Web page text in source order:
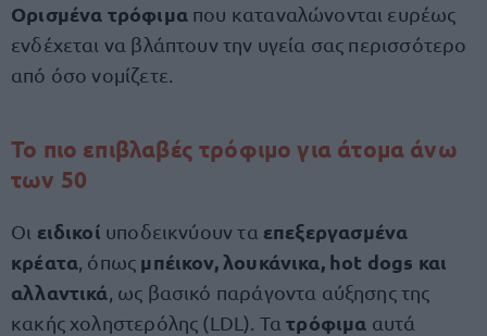
Ορισμένα τρόφιμα που καταναλώνονται ευρέως
ενδέχεται να βλάπτουν την υγεία σας περισσότερο
από όσο νομίζετε.
Το πιο επιβλαβές τρόφιμο για άτομα άνω
των 50
Οι ειδικοί υποδεικνύουν τα επεξεργασμένα
κρέατα , όπως μπέικον, λουκάνικα, hot dogs και
αλλαντικά , ως βασικό παράγοντα αύξησης της
κακής χοληστερόλης (LDL). Τατρόφιμα αυτά